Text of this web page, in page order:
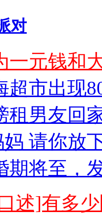
对
一元钱和
超市出现
租男友回
妈 请你放
期将至，
述]有多